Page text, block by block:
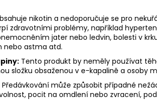
nikotin a nedoporučuje se pro
zdravotními problémy, například
jater nebo ledvin, bolesti v
nebo astma atd.
Tento produkt by neměly používat
složku obsaženou v e-kapalině a osoby
Předávkování může způsobit případné
pocit na omdlení nebo zvracení,